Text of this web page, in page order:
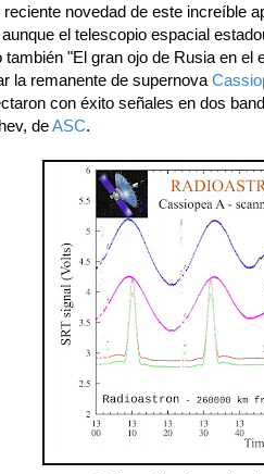
reciente novedad de este increíble
el telescopio espacial
también "El gran ojo de Rusia en
la remanente de supernova
con éxito señales en dos
deASC.